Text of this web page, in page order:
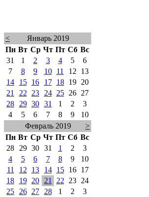
<
Январь 2019
Пн Вт Ср Чт Пт Сб Вс
31
1 2 3 4 5
6
7
8 9 10 11 12
13
14
15 16 17 18 19
20
21
22 23 24 25 26
27
28
29 30 31 1 2
3
4
5 6 7 8 9
10
Февраль 2019
>
Пн Вт Ср Чт Пт Сб Вс
28
29 30 31 1 2
3
4
5 6 7 8 9
10
11
12 13 14 15 16
17
18
19 20 21 22 23
24
25
26 27 28 1 2
3